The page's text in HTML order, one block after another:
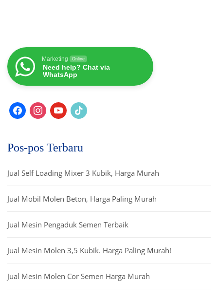
Marketing Online
Need help? Chat via
WhatsApp
Pos-pos Terbaru
Jual Self Loading Mixer 3 Kubik, Harga Murah
Jual Mobil Molen Beton, Harga Paling Murah
Jual Mesin Pengaduk Semen Terbaik
Jual Mesin Molen 3,5 Kubik. Harga Paling Murah!
Jual Mesin Molen Cor Semen Harga Murah